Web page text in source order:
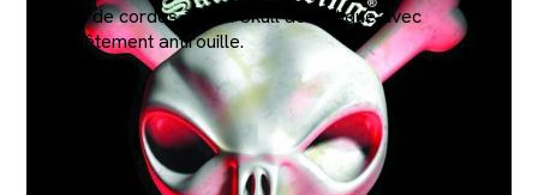
Jeu de cordes 12/54 Skull acoustique avec
revêtement antirouille.